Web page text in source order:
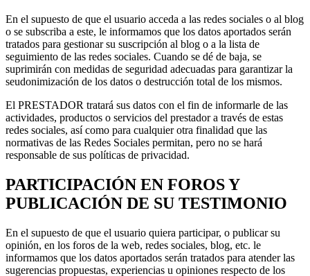
En el supuesto de que el usuario acceda a las redes sociales o al blog
o se subscriba a este, le informamos que los datos aportados serán
tratados para gestionar su suscripción al blog o a la lista de
seguimiento de las redes sociales. Cuando se dé de baja, se
suprimirán con medidas de seguridad adecuadas para garantizar la
seudonimización de los datos o destrucción total de los mismos.
El PRESTADOR tratará sus datos con el fin de informarle de las
actividades, productos o servicios del prestador a través de estas
redes sociales, así como para cualquier otra finalidad que las
normativas de las Redes Sociales permitan, pero no se hará
responsable de sus políticas de privacidad.
PARTICIPACIÓN EN FOROS Y
PUBLICACIÓN DE SU TESTIMONIO
En el supuesto de que el usuario quiera participar, o publicar su
opinión, en los foros de la web, redes sociales, blog, etc. le
informamos que los datos aportados serán tratados para atender las
sugerencias propuestas, experiencias u opiniones respecto de los